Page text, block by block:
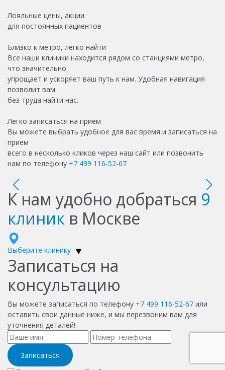
Лояльные цены, акции
для постоянных пациентов
Близко к метро, легко найти
Все наши клиники находится рядом со станциями метро,
что значительно
упрощает и ускоряет ваш путь к нам. Удобная навигация
позволит вам
без труда найти нас.
Легко записаться на прием
Вы можете выбрать удобное для вас время и записаться на
прием
всего в несколько кликов через наш сайт или позвонить
нам по телефону +7 499 116-52-67
К нам удобно добраться 9
клиник в Москве
Выберите клинику
Записаться на
консультацию
Вы можете записаться по телефону +7 499 116-52-67 или
оставить свои данные ниже, и мы перезвоним вам для
уточнения деталей!
Записаться